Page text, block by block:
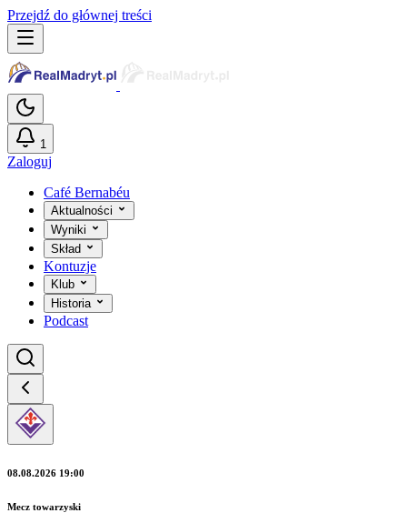
Przejdź do głównej treści
1
Zaloguj
Café Bernabéu
Aktualności
Wyniki
Skład
Kontuzje
Klub
Historia
Podcast
08.08.2026 19:00
Mecz towarzyski